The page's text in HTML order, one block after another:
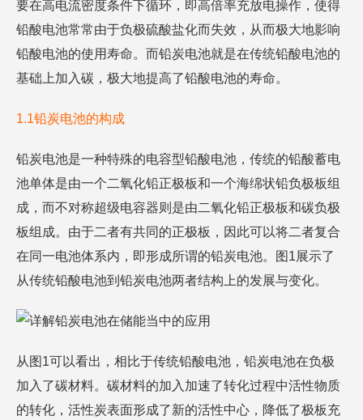
要在高电流密度条件下循环，即高倍率充放电操作，使得
铅酸电池常常由于负极硫酸盐化而失效，从而极大地影响
铅酸电池的使用寿命。而铅炭电池就是在传统铅酸电池的
基础上加入碳，极大地提高了铅酸电池的寿命。
1.1铅炭电池的构成
铅炭电池是一种特殊的电容型铅酸电池，传统的铅酸蓄电
池单体是由一个二氧化铅正极板和一个海绵状铅负极板组
成，而不对称超级电容器则是由二氧化铅正极板和碳负极
板组成。由于二者有共同的正极板，因此可以将二者复合
在同一电池体系内，即形成所谓的铅炭电池。图1展示了
从传统铅酸电池到铅炭电池两者结构上的发展与变化。
从图1可以看出，相比于传统铅酸电池，铅炭电池在负极
加入了碳材料。碳材料的加入加速了转化过程中活性物质
的转化，活性炭表面形成了新的活性中心，降低了极板充